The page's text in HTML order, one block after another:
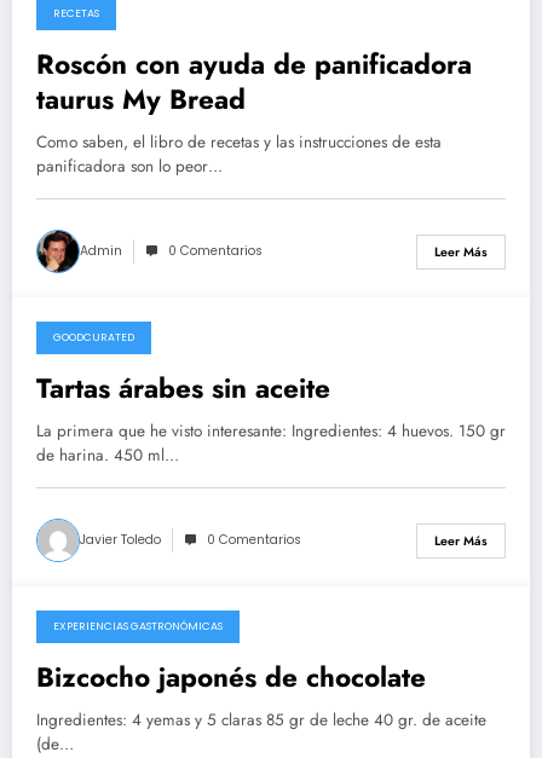
RECETAS
Roscón con ayuda de panificadora
taurus My Bread
Como saben, el libro de recetas y las instrucciones de esta
panificadora son lo peor…
Admin 0 Comentarios Leer Más
21/02/2021
GOODCURATED
Tartas árabes sin aceite
La primera que he visto interesante: Ingredientes: 4 huevos. 150 gr
de harina. 450 ml…
Javier Toledo 0 Comentarios Leer Más
10/08/2020
EXPERIENCIAS GASTRONÓMICAS
Bizcocho japonés de chocolate
Ingredientes: 4 yemas y 5 claras 85 gr de leche 40 gr. de aceite
(de…